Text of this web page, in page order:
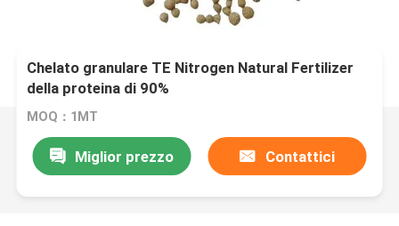
Chelato granulare TE Nitrogen Natural Fertilizer
della proteina di 90%
MOQ：1MT
Miglior prezzo Contattici